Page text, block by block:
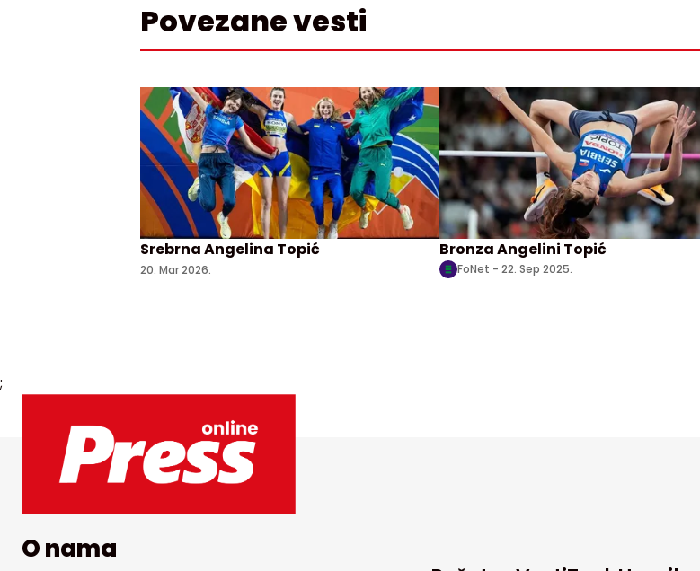
Povezane vesti
Srebrna Angelina Topić
20. Mar 2026.
Bronza Angelini Topić
FoNet - 22. Sep 2025.
;
O nama